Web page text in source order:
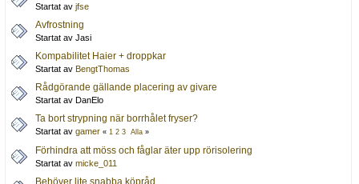
Startat av jfse
Avfrostning
Startat av Jasi
Kompabilitet Haier + droppkar
Startat av BengtThomas
Rådgörande gällande placering av givare
Startat av DanElo
Ta bort strypning när borrhålet fryser?
Startat av gamer « 1 2 3 Alla »
Förhindra att möss och fåglar äter upp rörisolering
Startat av micke_011
Behöver lite snabba köpråd.